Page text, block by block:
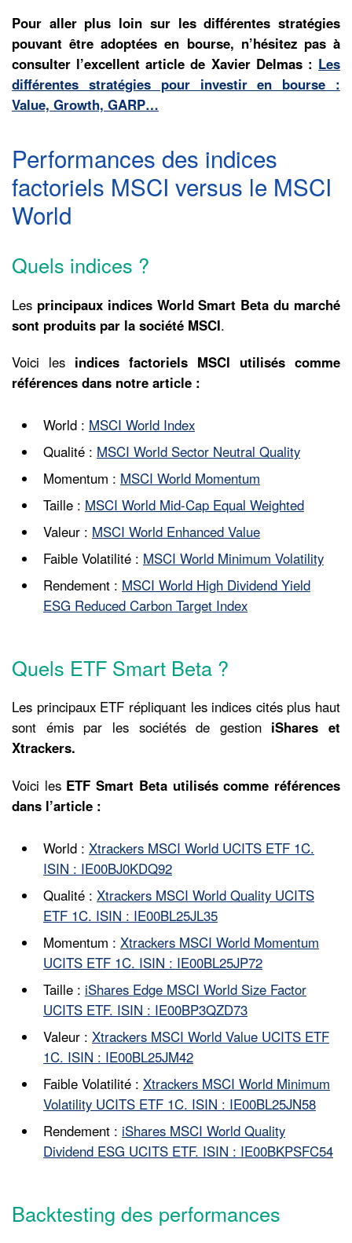
Pour aller plus loin sur les différentes stratégies
pouvant être adoptées en bourse, n’hésitez pas à
consulter l’excellent article de Xavier Delmas : Les
différentes stratégies pour investir en bourse :
Value, Growth, GARP…
Performances des indices
factoriels MSCI versus le MSCI
World
Quels indices ?
Les principaux indices World Smart Beta du marché
sont produits par la société MSCI.
Voici les indices factoriels MSCI utilisés comme
références dans notre article :
World : MSCI World Index
Qualité : MSCI World Sector Neutral Quality
Momentum : MSCI World Momentum
Taille : MSCI World Mid-Cap Equal Weighted
Valeur : MSCI World Enhanced Value
Faible Volatilité : MSCI World Minimum Volatility
Rendement : MSCI World High Dividend Yield
ESG Reduced Carbon Target Index
Quels ETF Smart Beta ?
Les principaux ETF répliquant les indices cités plus haut
sont émis par les sociétés de gestion iShares et
Xtrackers.
Voici les ETF Smart Beta utilisés comme références
dans l’article :
World : Xtrackers MSCI World UCITS ETF 1C.
ISIN : IE00BJ0KDQ92
Qualité : Xtrackers MSCI World Quality UCITS
ETF 1C. ISIN : IE00BL25JL35
Momentum : Xtrackers MSCI World Momentum
UCITS ETF 1C. ISIN : IE00BL25JP72
Taille : iShares Edge MSCI World Size Factor
UCITS ETF. ISIN : IE00BP3QZD73
Valeur : Xtrackers MSCI World Value UCITS ETF
1C. ISIN : IE00BL25JM42
Faible Volatilité : Xtrackers MSCI World Minimum
Volatility UCITS ETF 1C. ISIN : IE00BL25JN58
Rendement : iShares MSCI World Quality
Dividend ESG UCITS ETF. ISIN : IE00BKPSFC54
Backtesting des performances